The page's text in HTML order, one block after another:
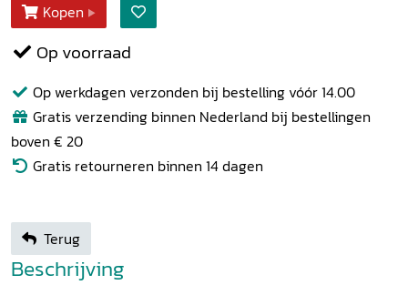
Kopen
Op voorraad
Op werkdagen verzonden bij bestelling vóór 14.00
Gratis verzending binnen Nederland bij bestellingen
boven € 20
Gratis retourneren binnen 14 dagen
Terug
Beschrijving